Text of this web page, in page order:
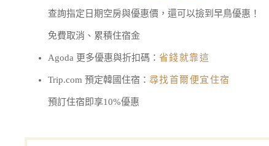
查詢指定日期空房與優惠價，還可以撿到早鳥優惠！
免費取消、累積住宿金
Agoda 更多優惠與折扣碼： 省錢就靠這
Trip.com 預定韓國住宿： 尋找首爾便宜住宿
預訂住宿即享10%優惠